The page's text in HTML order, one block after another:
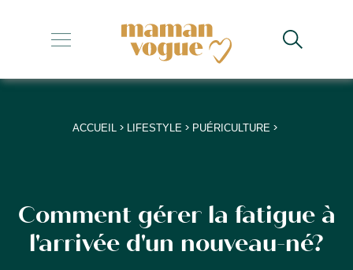
+
+
+
+
ACCUEIL > LIFESTYLE > PUÉRICULTURE >
Comment gérer la fatigue à
l'arrivée d'un nouveau-né?